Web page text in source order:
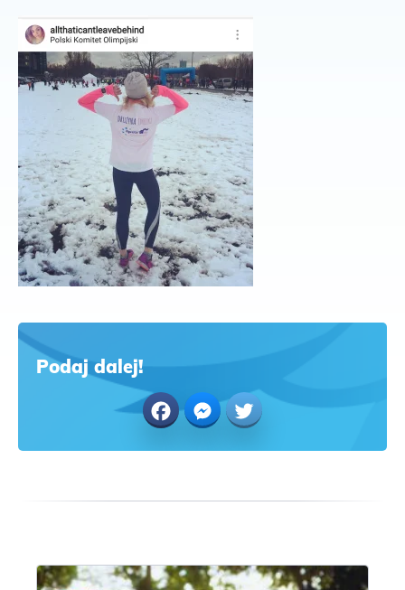
Podaj dalej!
FacebookMessenger
Twitter